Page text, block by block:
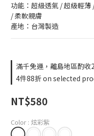
功能：超級透氣 / 超級輕薄
/ 柔軟親膚
產地：台灣製造
滿千免運，離島地區酌
4件88折 on selected
NT$580
Color : 炫彩紫